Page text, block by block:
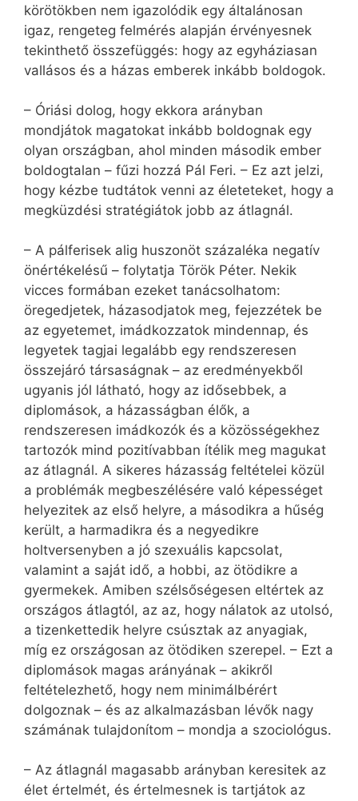
körötökben nem igazolódik egy általánosan
igaz, rengeteg felmérés alapján érvényesnek
tekinthető összefüggés: hogy az egyháziasan
vallásos és a házas emberek inkább boldogok.
– Óriási dolog, hogy ekkora arányban
mondjátok magatokat inkább boldognak egy
olyan országban, ahol minden második ember
boldogtalan – fűzi hozzá Pál Feri. – Ez azt jelzi,
hogy kézbe tudtátok venni az életeteket, hogy a
megküzdési stratégiátok jobb az átlagnál.
– A pálferisek alig huszonöt százaléka negatív
önértékelésű – folytatja Török Péter. Nekik
vicces formában ezeket tanácsolhatom:
öregedjetek, házasodjatok meg, fejezzétek be
az egyetemet, imádkozzatok mindennap, és
legyetek tagjai legalább egy rendszeresen
összejáró társaságnak – az eredményekből
ugyanis jól látható, hogy az idősebbek, a
diplomások, a házasságban élők, a
rendszeresen imádkozók és a közösségekhez
tartozók mind pozitívabban ítélik meg magukat
az átlagnál. A sikeres házasság feltételei közül
a problémák megbeszélésére való képességet
helyezitek az első helyre, a másodikra a hűség
került, a harmadikra és a negyedikre
holtversenyben a jó szexuális kapcsolat,
valamint a saját idő, a hobbi, az ötödikre a
gyermekek. Amiben szélsőségesen eltértek az
országos átlagtól, az az, hogy nálatok az utolsó,
a tizenkettedik helyre csúsztak az anyagiak,
míg ez országosan az ötödiken szerepel. – Ezt a
diplomások magas arányának – akikről
feltételezhető, hogy nem minimálbérért
dolgoznak – és az alkalmazásban lévők nagy
számának tulajdonítom – mondja a szociológus.
– Az átlagnál magasabb arányban keresitek az
élet értelmét, és értelmesnek is tartjátok az